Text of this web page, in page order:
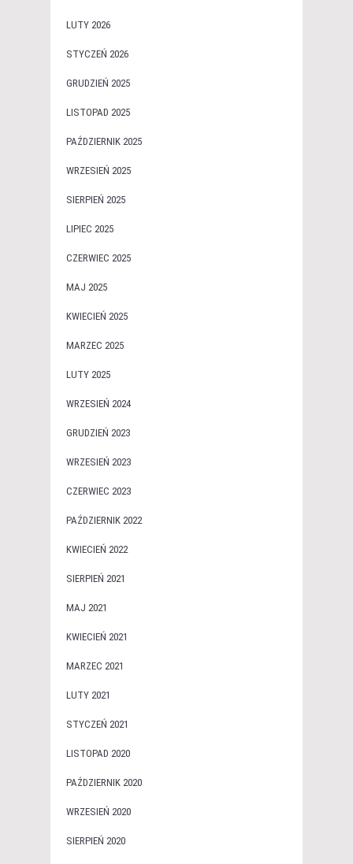
LUTY 2026
STYCZEŃ 2026
GRUDZIEŃ 2025
LISTOPAD 2025
PAŹDZIERNIK 2025
WRZESIEŃ 2025
SIERPIEŃ 2025
LIPIEC 2025
CZERWIEC 2025
MAJ 2025
KWIECIEŃ 2025
MARZEC 2025
LUTY 2025
WRZESIEŃ 2024
GRUDZIEŃ 2023
WRZESIEŃ 2023
CZERWIEC 2023
PAŹDZIERNIK 2022
KWIECIEŃ 2022
SIERPIEŃ 2021
MAJ 2021
KWIECIEŃ 2021
MARZEC 2021
LUTY 2021
STYCZEŃ 2021
LISTOPAD 2020
PAŹDZIERNIK 2020
WRZESIEŃ 2020
SIERPIEŃ 2020